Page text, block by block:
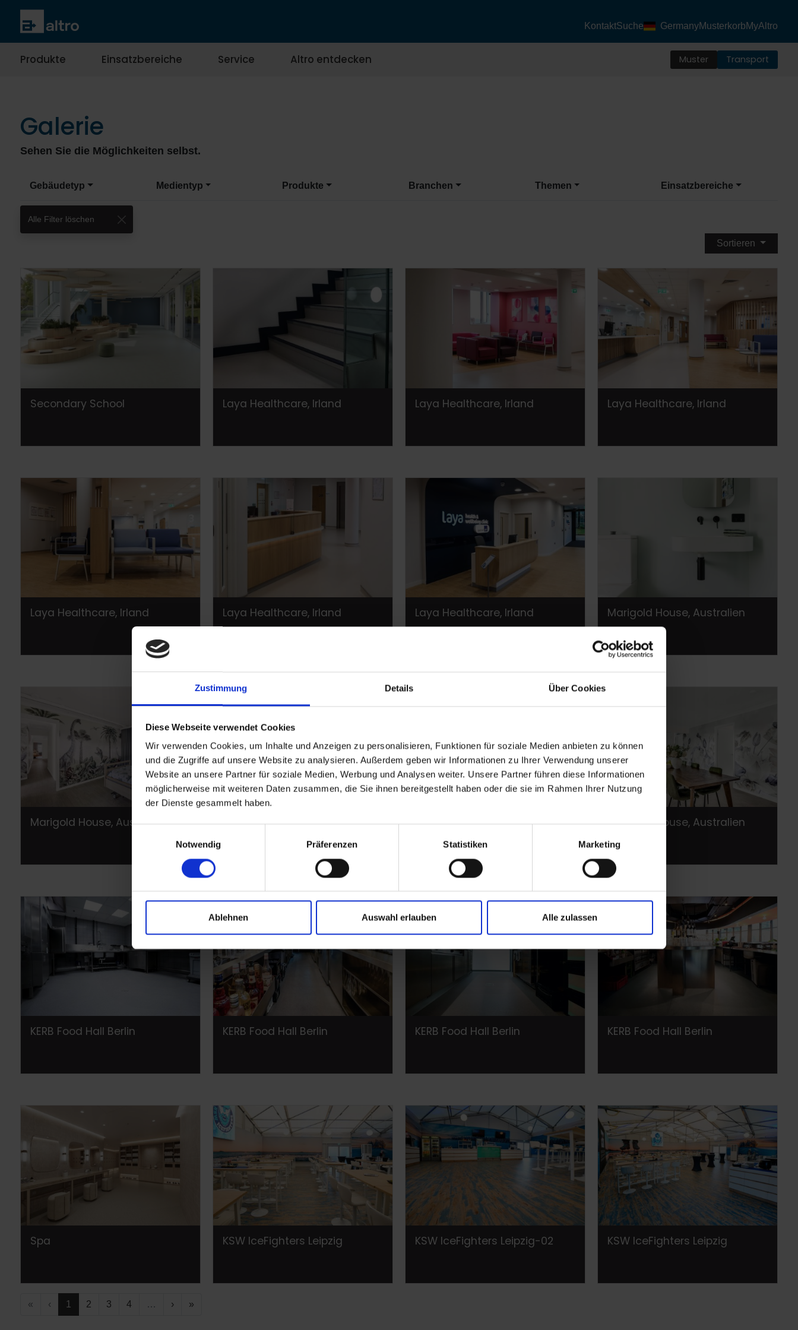
Zustimmung Details Über Cookies
Diese Webseite verwendet Cookies
Wir verwenden Cookies, um Inhalte und Anzeigen zu personalisieren, Funktionen für soziale Medien anbieten zu können
und die Zugriffe auf unsere Website zu analysieren. Außerdem geben wir Informationen zu Ihrer Verwendung unserer
Website an unsere Partner für soziale Medien, Werbung und Analysen weiter. Unsere Partner führen diese Informationen
möglicherweise mit weiteren Daten zusammen, die Sie ihnen bereitgestellt haben oder die sie im Rahmen Ihrer Nutzung
der Dienste gesammelt haben.
Notwendig
Präferenzen Statistiken Marketing
Ablehnen Auswahl erlauben Alle zulassen
KontaktSuche GermanyMusterkorbMyAltro
Produkte Einsatzbereiche Service Altro entdecken Muster Transport
Galerie
Sehen Sie die Möglichkeiten selbst.
Gebäudetyp Medientyp Produkte Branchen Themen Einsatzbereiche
Alle Filter löschen
Sortieren
Secondary School Laya Healthcare, Irland Laya Healthcare, Irland Laya Healthcare, Irland
Laya Healthcare, Irland Laya Healthcare, Irland Laya Healthcare, Irland Marigold House, Australien
Marigold House, Australien Marigold House, Australien Marigold House, Australien Marigold House, Australien
KERB Food Hall Berlin KERB Food Hall Berlin KERB Food Hall Berlin KERB Food Hall Berlin
Spa KSW IceFighters Leipzig KSW IceFighters Leipzig-02 KSW IceFighters Leipzig
« ‹ 1 2 3 4 … › »